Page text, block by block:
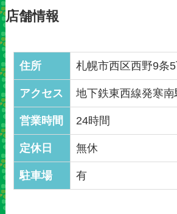
店舗情報
住所 札幌市西区西野9条
アクセス 地下鉄東西線発寒
営業時間 24時間
定休日 無休
駐車場 有